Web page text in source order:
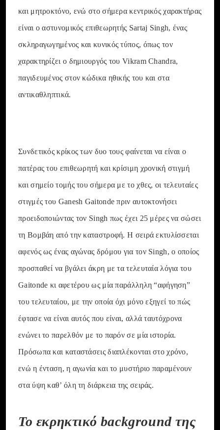
και μητροκτόνο, ενώ στο σήμερα κεντρικός χαρακτήρας
είναι ο αστυνομικός επιθεωρητής Sartaj Singh, ένας
σκληραγωγημένος και κυνικός τύπος, όπως τον
χαρακτηρίζει ο δημιουργός του Vikram Chandra,
παγιδευμένος στον κώδικα ηθικής του και στα
αντικαθληπτικά.
Συνδετικός κρίκος των δυο τους φαίνεται να είναι ο
πατέρας του επιθεωρητή και κρίσιμη χρονική στιγμή
και σημείο τομής του σήμερα με το χθες, οι τελευταίες
στιγμές του Ganesh Gaitonde πριν αυτοκτονήσει
προειδοποιώντας τον Singh πως έχει 25 μέρες να σώσει
τη Βομβάη από την καταστροφή. Η σειρά εκτυλίσσεται
αφενός ως ένας αγώνας δρόμου για τον Singh, ο οποίος
προσπαθεί να βγάλει άκρη με τα τελευταία λόγια του
Gaitonde κι αφετέρου ως μία παράλληλη “αφήγηση”
του τελευταίου, με την οποία όχι μόνο εξηγεί το πώς
έφτασε να είναι αυτός που είναι, αλλά ταυτόχρονα
ενώνει το παρελθόν με το παρόν σε μία ιστορία.
Πρόσωπα και καταστάσεις διαπλέκονται στο χρόνο,
ενώ η ένταση, η αγωνία και το μυστήριο παραμένουν
στα ύψη καθ’ όλη τη διάρκεια της σειράς.
Το εκρηκτικό background της